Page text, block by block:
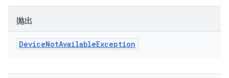
抛出
DeviceNotAvailableException